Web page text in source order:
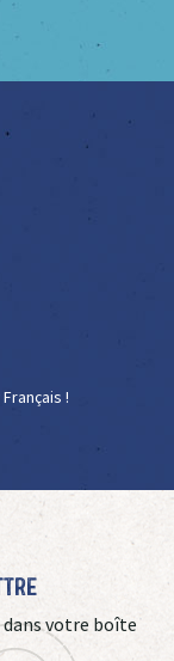
!
dans votre boîte